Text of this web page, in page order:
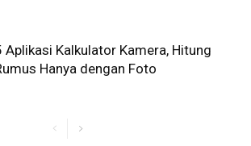
Aplikasi Kalkulator Kamera, Hitung
Hanya dengan Foto